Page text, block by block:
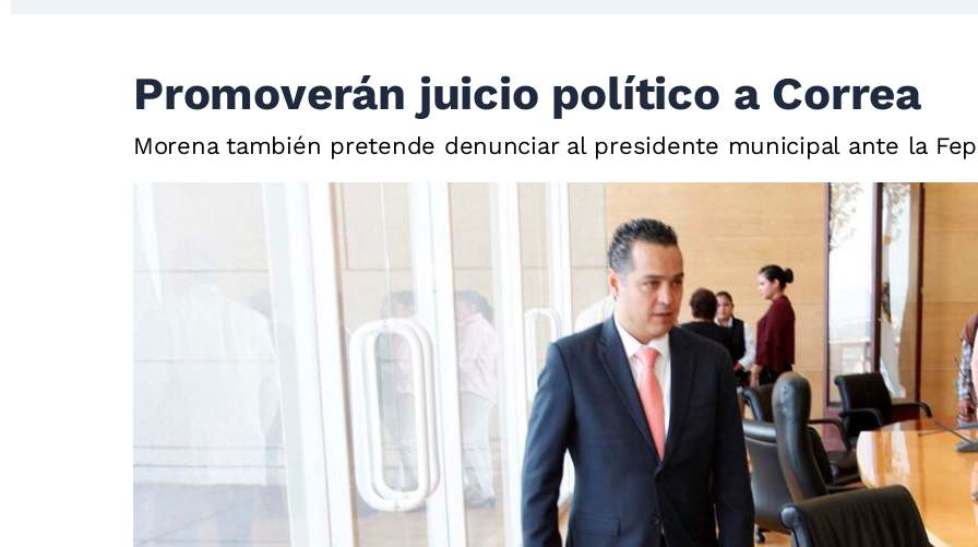
Promoverán juicio político a Correa
Morena también pretende denunciar al presidente municipal ante la